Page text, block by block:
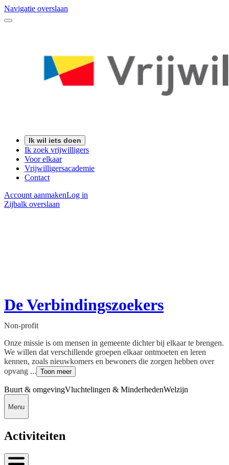
Navigatie overslaan
Ik wil iets doen
Ik zoek vrijwilligers
Voor elkaar
Vrijwilligersacademie
Contact
Account aanmakenLog in
Zijbalk overslaan
De Verbindingszoekers
Non-profit
Onze missie is om mensen in gemeente dichter bij elkaar te brengen.
We willen dat verschillende groepen elkaar ontmoeten en leren
kennen, zoals nieuwkomers en bewoners die zorgen hebben over
opvang ... Toon meer
Buurt & omgevingVluchtelingen & MinderhedenWelzijn
Menu
Activiteiten